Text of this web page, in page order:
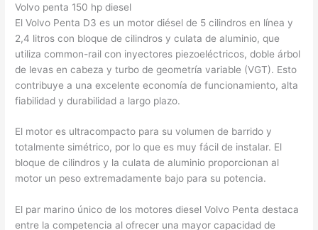
Volvo penta 150 hp diesel
El Volvo Penta D3 es un motor diésel de 5 cilindros en línea y
2,4 litros con bloque de cilindros y culata de aluminio, que
utiliza common-rail con inyectores piezoeléctricos, doble árbol
de levas en cabeza y turbo de geometría variable (VGT). Esto
contribuye a una excelente economía de funcionamiento, alta
fiabilidad y durabilidad a largo plazo.
El motor es ultracompacto para su volumen de barrido y
totalmente simétrico, por lo que es muy fácil de instalar. El
bloque de cilindros y la culata de aluminio proporcionan al
motor un peso extremadamente bajo para su potencia.
El par marino único de los motores diesel Volvo Penta destaca
entre la competencia al ofrecer una mayor capacidad de